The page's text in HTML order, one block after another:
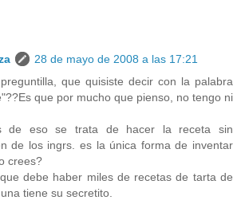
28 de mayo de 2008 a las 17:21
que quisiste decir con la palabra
que por mucho que pienso, no tengo ni
de eso se trata de hacer la receta sin
de los ingrs. es la única forma de inventar
crees?
debe haber miles de recetas de tarta de
tiene su secretito.